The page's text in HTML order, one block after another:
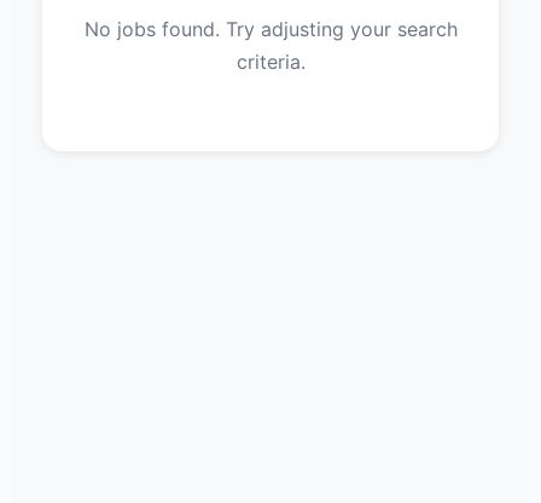
No jobs found. Try adjusting your search
criteria.